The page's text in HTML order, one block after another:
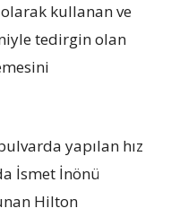
kullanan ve
tedirgin olan
yapılan hız
İsmet İnönü
Hilton